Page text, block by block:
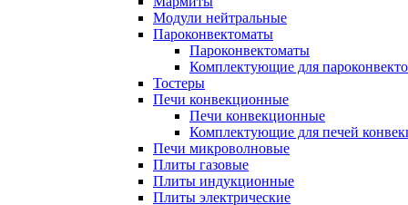
Модули нейтральные
Пароконвектоматы
Пароконвектоматы
Комплектующие для
Тостеры
Печи конвекционные
Печи конвекционные
Комплектующие для печей
Печи микроволновые
Плиты газовые
Плиты индукционные
Плиты электрические